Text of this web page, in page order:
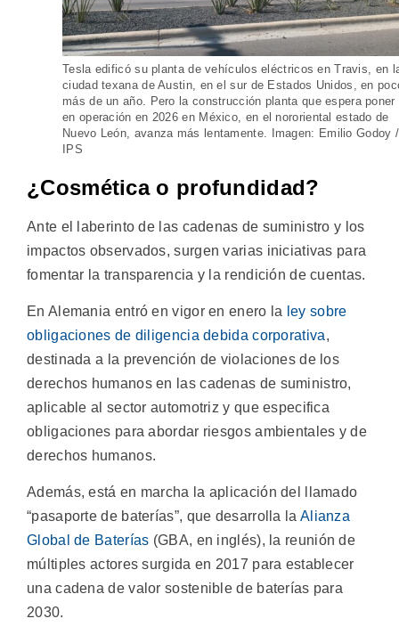
Tesla edificó su planta de vehículos eléctricos en Travis, en
ciudad texana de Austin, en el sur de Estados Unidos, en
más de un año. Pero la construcción planta que espera poner
en operación en 2026 en México, en el nororiental estado de
Nuevo León, avanza más lentamente. Imagen: Emilio Godoy /
IPS
¿Cosmética o profundidad?
Ante el laberinto de las cadenas de suministro y los
impactos observados, surgen varias iniciativas para
fomentar la transparencia y la rendición de cuentas.
En Alemania entró en vigor en enero la ley sobre
obligaciones de diligencia debida corporativa,
destinada a la prevención de violaciones de los
derechos humanos en las cadenas de suministro,
aplicable al sector automotriz y que especifica
obligaciones para abordar riesgos ambientales y de
derechos humanos.
Además, está en marcha la aplicación del llamado
“pasaporte de baterías”, que desarrolla la Alianza
Global de Baterías (GBA, en inglés), la reunión de
múltiples actores surgida en 2017 para establecer
una cadena de valor sostenible de baterías para
2030.